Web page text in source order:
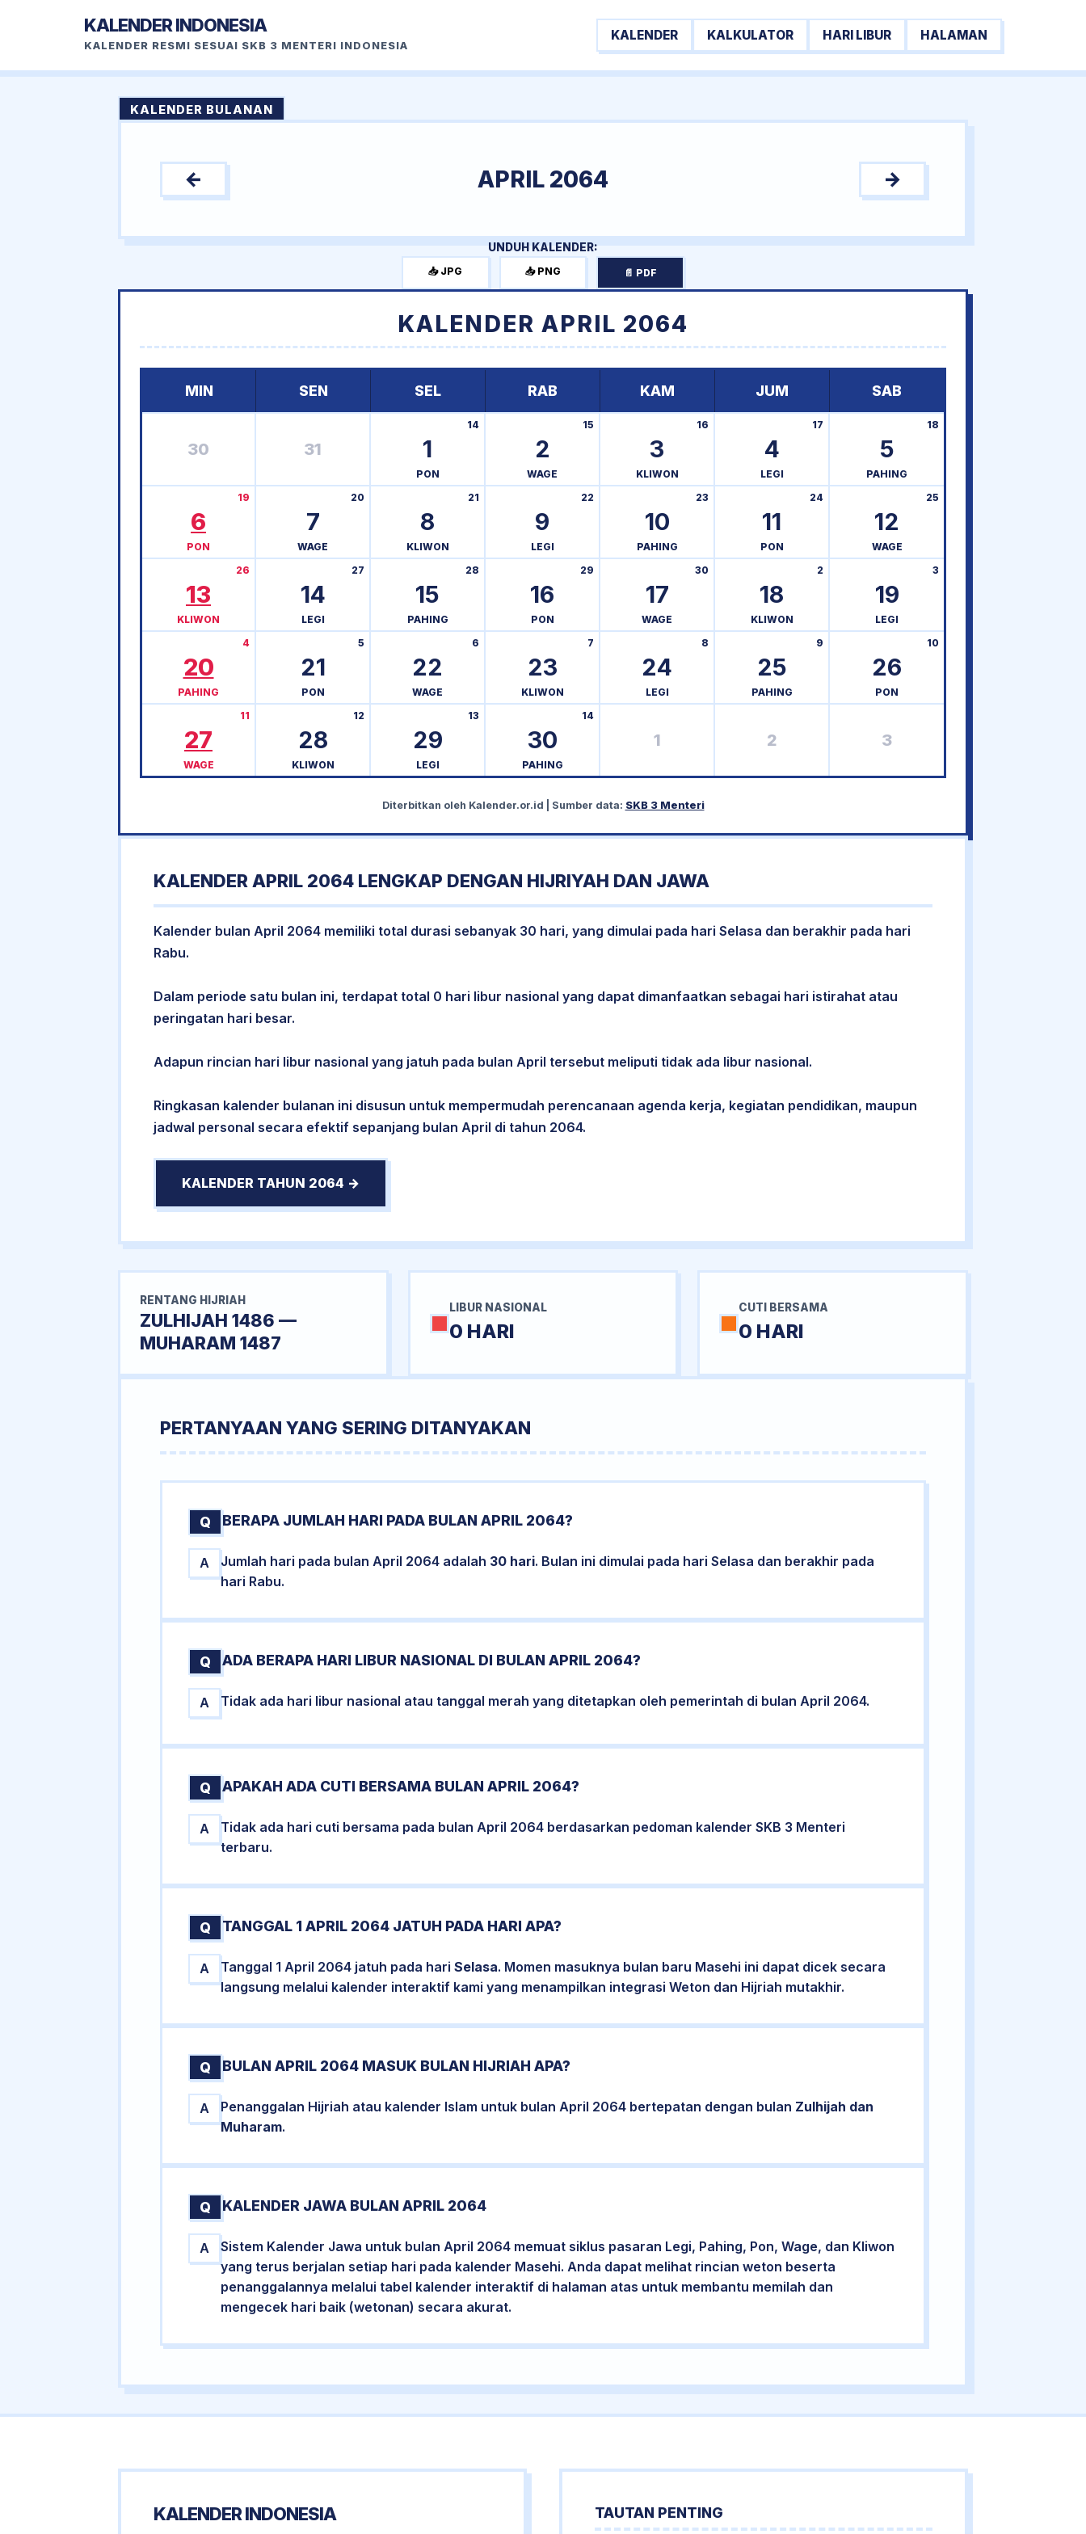
KALENDER INDONESIA
KALENDER RESMI SESUAI SKB 3 MENTERI INDONESIA
KALENDER KALKULATOR HARI LIBUR HALAMAN
KALENDER BULANAN
← APRIL 2064 →
UNDUH KALENDER:
📥 JPG 📥 PNG 📄 PDF
KALENDER APRIL 2064
MIN SEN SEL RAB KAM JUM SAB
30 31 1
14
PON
2
15
WAGE
3
16
KLIWON
4
17
LEGI
5
18
PAHING
6
19
PON
7
20
WAGE
8
21
KLIWON
9
22
LEGI
10
23
PAHING
11
24
PON
12
25
WAGE
13
26
KLIWON
14
27
LEGI
15
28
PAHING
16
29
PON
17
30
WAGE
18
2
KLIWON
19
3
LEGI
20
4
PAHING
21
5
PON
22
6
WAGE
23
7
KLIWON
24
8
LEGI
25
9
PAHING
26
10
PON
27
11
WAGE
28
12
KLIWON
29
13
LEGI
30
14
PAHING
1 2 3
Diterbitkan oleh Kalender.or.id | Sumber data: SKB 3 Menteri
KALENDER APRIL 2064 LENGKAP DENGAN HIJRIYAH DAN JAWA
Kalender bulan April 2064 memiliki total durasi sebanyak 30 hari, yang dimulai pada hari Selasa dan berakhir pada hari
Rabu.
Dalam periode satu bulan ini, terdapat total 0 hari libur nasional yang dapat dimanfaatkan sebagai hari istirahat atau
peringatan hari besar.
Adapun rincian hari libur nasional yang jatuh pada bulan April tersebut meliputi tidak ada libur nasional.
Ringkasan kalender bulanan ini disusun untuk mempermudah perencanaan agenda kerja, kegiatan pendidikan, maupun
jadwal personal secara efektif sepanjang bulan April di tahun 2064.
KALENDER TAHUN 2064 →
RENTANG HIJRIAH
ZULHIJAH 1486 —
MUHARAM 1487
LIBUR NASIONAL
0 HARI
CUTI BERSAMA
0 HARI
PERTANYAAN YANG SERING DITANYAKAN
Q BERAPA JUMLAH HARI PADA BULAN APRIL 2064?
A Jumlah hari pada bulan April 2064 adalah 30 hari. Bulan ini dimulai pada hari Selasa dan berakhir pada
hari Rabu.
Q ADA BERAPA HARI LIBUR NASIONAL DI BULAN APRIL 2064?
A Tidak ada hari libur nasional atau tanggal merah yang ditetapkan oleh pemerintah di bulan April 2064.
Q APAKAH ADA CUTI BERSAMA BULAN APRIL 2064?
A
Tidak ada hari cuti bersama pada bulan April 2064 berdasarkan pedoman kalender SKB 3 Menteri
terbaru.
Q TANGGAL 1 APRIL 2064 JATUH PADA HARI APA?
A Tanggal 1 April 2064 jatuh pada hari Selasa. Momen masuknya bulan baru Masehi ini dapat dicek secara
langsung melalui kalender interaktif kami yang menampilkan integrasi Weton dan Hijriah mutakhir.
Q BULAN APRIL 2064 MASUK BULAN HIJRIAH APA?
A Penanggalan Hijriah atau kalender Islam untuk bulan April 2064 bertepatan dengan bulan Zulhijah dan
Muharam.
Q KALENDER JAWA BULAN APRIL 2064
A
Sistem Kalender Jawa untuk bulan April 2064 memuat siklus pasaran Legi, Pahing, Pon, Wage, dan Kliwon
yang terus berjalan setiap hari pada kalender Masehi. Anda dapat melihat rincian weton beserta
penanggalannya melalui tabel kalender interaktif di halaman atas untuk membantu memilah dan
mengecek hari baik (wetonan) secara akurat.
KALENDER INDONESIA TAUTAN PENTING